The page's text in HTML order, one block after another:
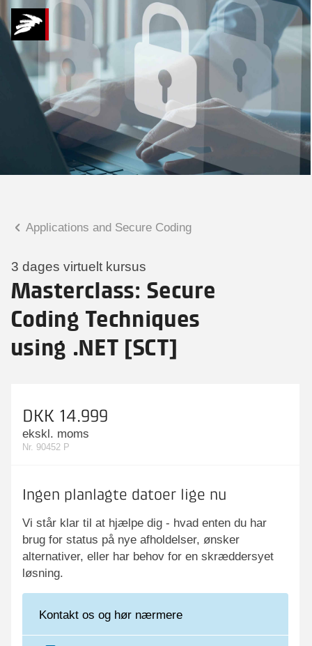
Applications and Secure Coding
3 dages virtuelt kursus
Masterclass: Secure
Coding Techniques
using .NET [SCT]
DKK 14.999
ekskl. moms
Nr. 90452 P
Ingen planlagte datoer lige nu
Vi står klar til at hjælpe dig - hvad enten du har
brug for status på nye afholdelser, ønsker
alternativer, eller har behov for en skræddersyet
løsning.
Kontakt os og hør nærmere
Praktiske spørgsmål
Spørgsmål til tilmelding, forplejning,
afholdelsessted m.m.
Malene Kjærsgaard
Hvad kan vi hjælpe
dig med?